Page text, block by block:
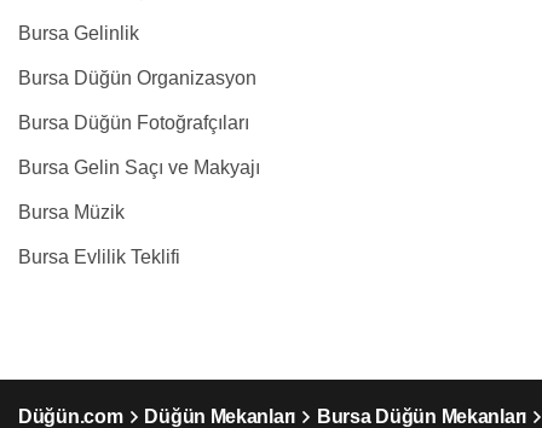
Bursa Gelinlik
Bursa Düğün Organizasyon
Bursa Düğün Fotoğrafçıları
Bursa Gelin Saçı ve Makyajı
Bursa Müzik
Bursa Evlilik Teklifi
Düğün.com Düğün Mekanları Bursa Düğün Mekanları